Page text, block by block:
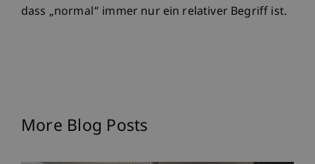
dass „normal“ immer nur ein relativer Begriff ist.
More Blog Posts